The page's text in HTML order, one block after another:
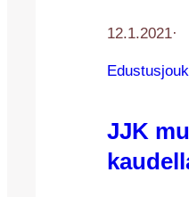
12.1.2021·
JJK